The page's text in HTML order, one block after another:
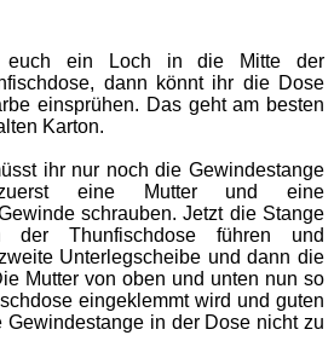
euch ein Loch in die Mitte der
dann könnt ihr die Dose
einsprühen. Das geht am besten
Karton.
ihr nur noch die Gewindestange
eine Mutter und eine
schrauben. Jetzt die Stange
Thunfischdose führen und
Unterlegscheibe und dann die
Mutter von oben und unten nun so
eingeklemmt wird und guten
Gewindestange in der Dose nicht zu